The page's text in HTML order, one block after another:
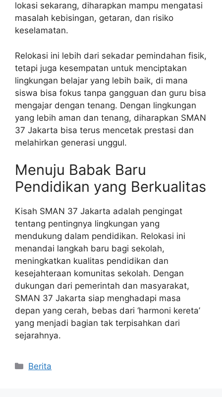
lokasi sekarang, diharapkan mampu mengatasi
masalah kebisingan, getaran, dan risiko
keselamatan.
Relokasi ini lebih dari sekadar pemindahan fisik,
tetapi juga kesempatan untuk menciptakan
lingkungan belajar yang lebih baik, di mana
siswa bisa fokus tanpa gangguan dan guru bisa
mengajar dengan tenang. Dengan lingkungan
yang lebih aman dan tenang, diharapkan SMAN
37 Jakarta bisa terus mencetak prestasi dan
melahirkan generasi unggul.
Menuju Babak Baru
Pendidikan yang Berkualitas
Kisah SMAN 37 Jakarta adalah pengingat
tentang pentingnya lingkungan yang
mendukung dalam pendidikan. Relokasi ini
menandai langkah baru bagi sekolah,
meningkatkan kualitas pendidikan dan
kesejahteraan komunitas sekolah. Dengan
dukungan dari pemerintah dan masyarakat,
SMAN 37 Jakarta siap menghadapi masa
depan yang cerah, bebas dari ‘harmoni kereta’
yang menjadi bagian tak terpisahkan dari
sejarahnya.
Kategori
Berita